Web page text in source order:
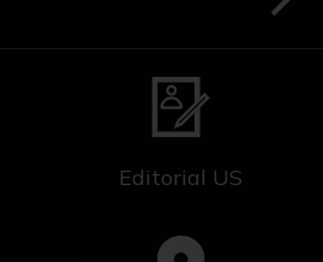
Editorial US